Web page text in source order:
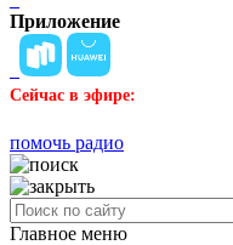
Приложение
Сейчас в эфире:
помочь радио
Главное меню